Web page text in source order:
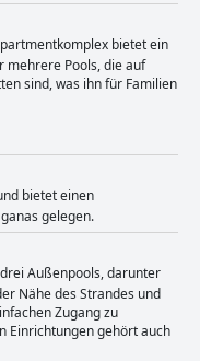
bietet ein
mehrere Pools, die auf
sind, was ihn für Familien
bietet einen
gelegen.
Außenpools, darunter
Nähe des Strandes und
Zugang zu
Einrichtungen gehört auch